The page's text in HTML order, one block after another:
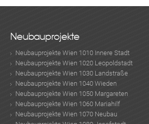
Neubauprojekte
Neubauprojekte Wien 1010 Innere Stadt
Neubauprojekte Wien 1020 Leopoldstadt
Neubauprojekte Wien 1030 Landstraße
Neubauprojekte Wien 1040 Wieden
Neubauprojekte Wien 1050 Margareten
Neubauprojekte Wien 1060 Mariahilf
Neubauprojekte Wien 1070 Neubau